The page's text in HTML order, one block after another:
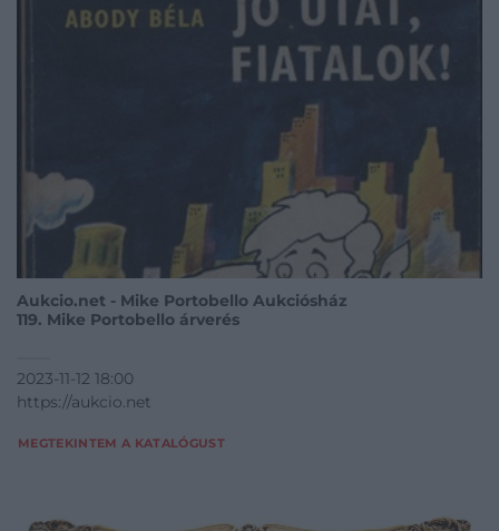
Aukcio.net - Mike Portobello Aukciósház
119. Mike Portobello árverés
2023-11-12 18:00
https://aukcio.net
MEGTEKINTEM A KATALÓGUST